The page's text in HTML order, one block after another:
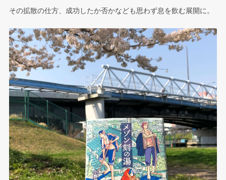
その拡散の仕方、成功したか否かなども思わず息を飲む展開に。